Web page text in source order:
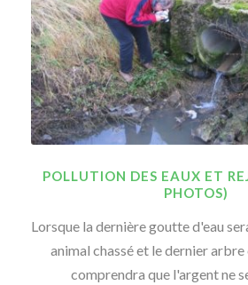
POLLUTION DES EAUX ET
PHOTOS)
Lorsque la dernière goutte d'eau
animal chassé et le dernier
comprendra que l'argent ne